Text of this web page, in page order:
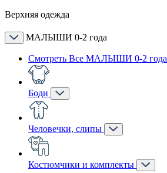
Верхняя одежда
МАЛЫШИ 0-2 года
Смотреть Все МАЛЫШИ 0-2 года
Боди
Человечки, слипы
Костюмчики и комплекты